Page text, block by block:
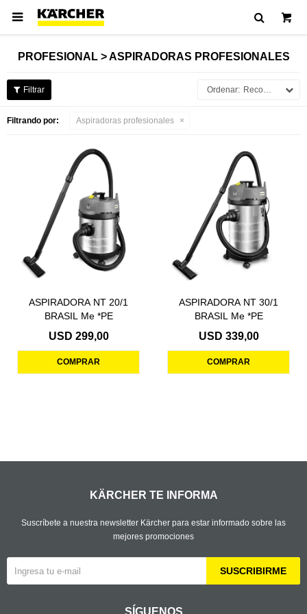

PROFESIONAL > ASPIRADORAS PROFESIONALES
Recomendados
Filtrando por: Aspiradoras profesionales
ASPIRADORA NT 20/1
BRASIL Me *PE
USD 299,00
ASPIRADORA NT 30/1
BRASIL Me *PE
USD 339,00
SÍGUENOS
KÄRCHER TE INFORMA
Suscríbete a nuestra newsletter Kärcher para estar informado sobre las
mejores promociones
SUSCRIBIRME